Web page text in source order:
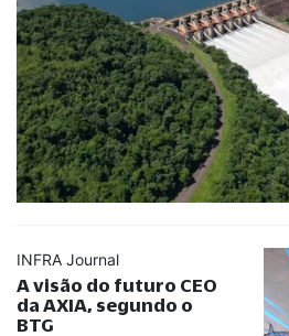
INFRA Journal
A visão do futuro CEO
da AXIA, segundo o
BTG